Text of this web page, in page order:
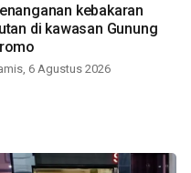
kebakaran
di kawasan Gunung
6 Agustus 2026